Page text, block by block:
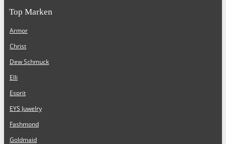
Top Marken
Armor
Christ
Dew Schmuck
Elli
Esprit
EYS Juwelry
Fashmond
Goldmaid